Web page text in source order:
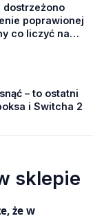
dostrzeżono
poprawionej
co liczyć na
– to ostatni
i Switcha 2
sklepie
że w